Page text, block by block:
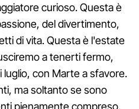
curioso. Questa è
del divertimento,
di vita. Questa è l'estate
a tenerti fermo,
con Marte a sfavore.
ma soltanto se sono
pienamente compreso,